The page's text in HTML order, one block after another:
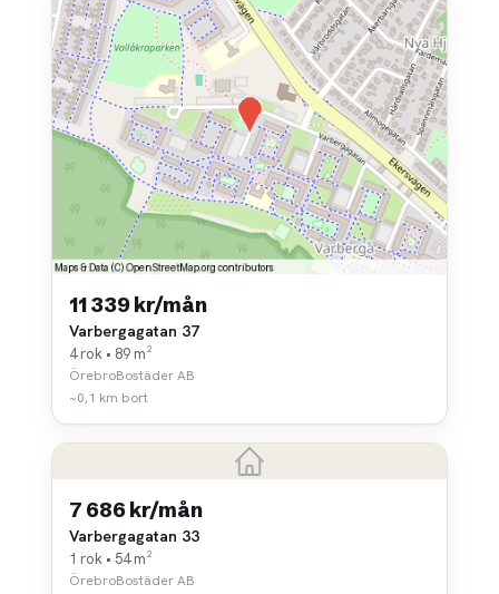
11 339 kr/mån
Varbergagatan 37
4 rok • 89 m²
ÖrebroBostäder AB
~0,1 km bort
7 686 kr/mån
Varbergagatan 33
1 rok • 54 m²
ÖrebroBostäder AB